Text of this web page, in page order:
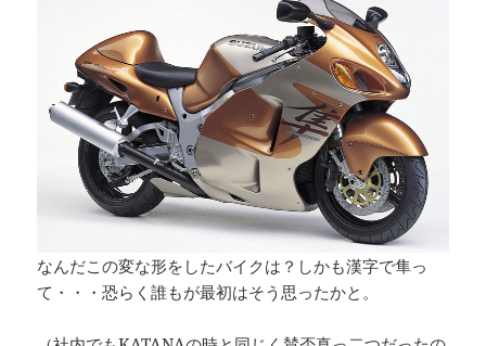
なんだこの変な形をしたバイクは？しかも漢字で隼っ
て・・・恐らく誰もが最初はそう思ったかと。